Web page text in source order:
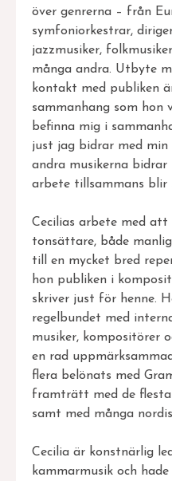
över genrerna – från
symfoniorkestrar,
jazzmusiker,
många andra. Utbyte
kontakt med publiken
sammanhang som hon
befinna mig i
just jag bidrar med min
andra musikerna
arbete tillsammans blir
Cecilias arbete med
tonsättare, både
till en mycket bred
hon publiken i
skriver just för henne.
regelbundet med
musiker, kompositörer
en rad
flera belönats med
framträtt med de flesta
samt med många
Cecilia är konstnärlig
kammarmusik och